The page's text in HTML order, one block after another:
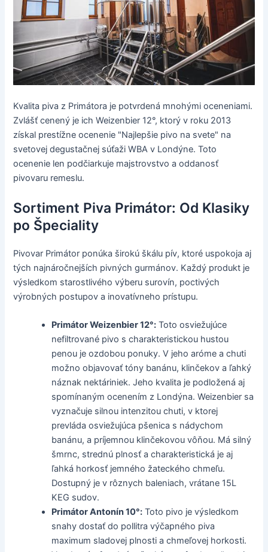
Kvalita piva z Primátora je potvrdená mnohými oceneniami.
Zvlášť cenený je ich Weizenbier 12°, ktorý v roku 2013
získal prestížne ocenenie "Najlepšie pivo na svete" na
svetovej degustačnej súťaži WBA v Londýne. Toto
ocenenie len podčiarkuje majstrovstvo a oddanosť
pivovaru remeslu.
Sortiment Piva Primátor: Od Klasiky
po Špeciality
Pivovar Primátor ponúka širokú škálu pív, ktoré uspokoja aj
tých najnáročnejších pivných gurmánov. Každý produkt je
výsledkom starostlivého výberu surovín, poctivých
výrobných postupov a inovatívneho prístupu.
Primátor Weizenbier 12°: Toto osviežujúce
nefiltrované pivo s charakteristickou hustou
penou je ozdobou ponuky. V jeho aróme a chuti
možno objavovať tóny banánu, klinčekov a ľahký
náznak nektáriniek. Jeho kvalita je podložená aj
spomínaným ocenením z Londýna. Weizenbier sa
vyznačuje silnou intenzitou chuti, v ktorej
prevláda osviežujúca pšenica s nádychom
banánu, a príjemnou klinčekovou vôňou. Má silný
šmrnc, strednú plnosť a charakteristická je aj
ľahká horkosť jemného žateckého chmeľu.
Dostupný je v rôznych baleniach, vrátane 15L
KEG sudov.
Primátor Antonín 10°: Toto pivo je výsledkom
snahy dostať do pollitra výčapného piva
maximum sladovej plnosti a chmeľovej horkosti.